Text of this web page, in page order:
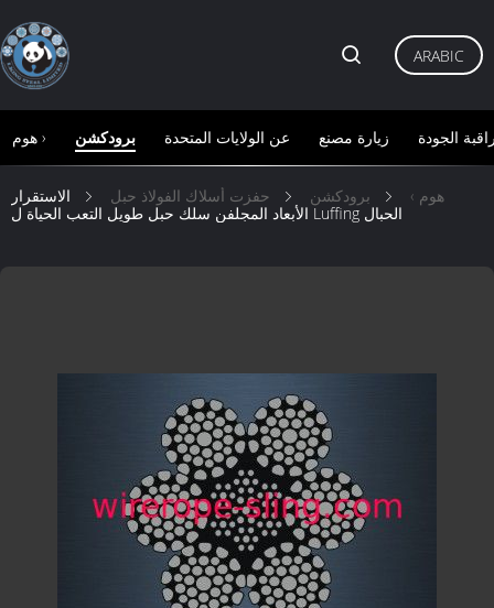
هوم › برودكشن عن الولايات المتحدة زيارة مصنع الجودة
ARABIC
هوم › برودكشن حفزت أسلاك الفولاذ حبل
الاستقرار
الأبعاد المجلفن سلك حبل طويل التعب الحياة ل Luffing الحبال